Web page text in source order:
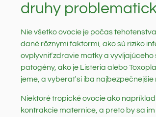
druhy
Nie všetko ovocie je počas
dané rôznymi faktormi, ako sú riziko
ovplyvniť zdravie matky a
patogény, ako je Listeria alebo
jeme, a vyberať si iba najbezpečnejšie
Niektoré tropické ovocie ako
kontrakcie maternice, a preto by sa